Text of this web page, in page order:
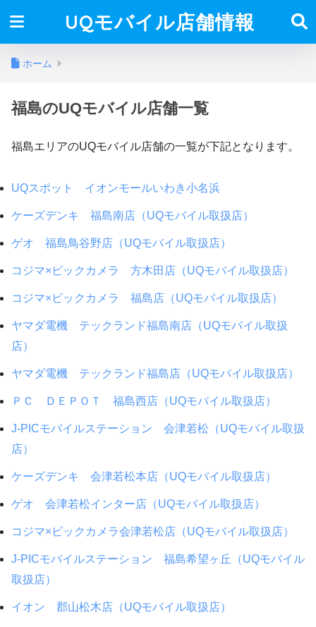
UQモバイル店舗情報
ホーム
福島のUQモバイル店舗一覧
福島エリアのUQモバイル店舗の一覧が下記となります。
UQスポット イオンモールいわき小名浜
ケーズデンキ 福島南店（UQモバイル取扱店）
ゲオ 福島鳥谷野店（UQモバイル取扱店）
コジマ×ビックカメラ 方木田店（UQモバイル取扱店）
コジマ×ビックカメラ 福島店（UQモバイル取扱店）
ヤマダ電機 テックランド福島南店（UQモバイル取扱
店）
ヤマダ電機 テックランド福島店（UQモバイル取扱店）
ＰＣ ＤＥＰＯＴ 福島西店（UQモバイル取扱店）
J-PICモバイルステーション 会津若松（UQモバイル取扱
店）
ケーズデンキ 会津若松本店（UQモバイル取扱店）
ゲオ 会津若松インター店（UQモバイル取扱店）
コジマ×ビックカメラ会津若松店（UQモバイル取扱店）
J-PICモバイルステーション 福島希望ヶ丘（UQモバイル
取扱店）
イオン 郡山松木店（UQモバイル取扱店）